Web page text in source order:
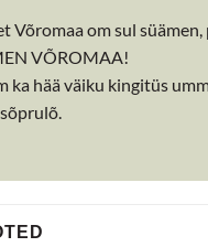
Võromaa om sul
VÕROMAA!
ka hää väiku kingitüs